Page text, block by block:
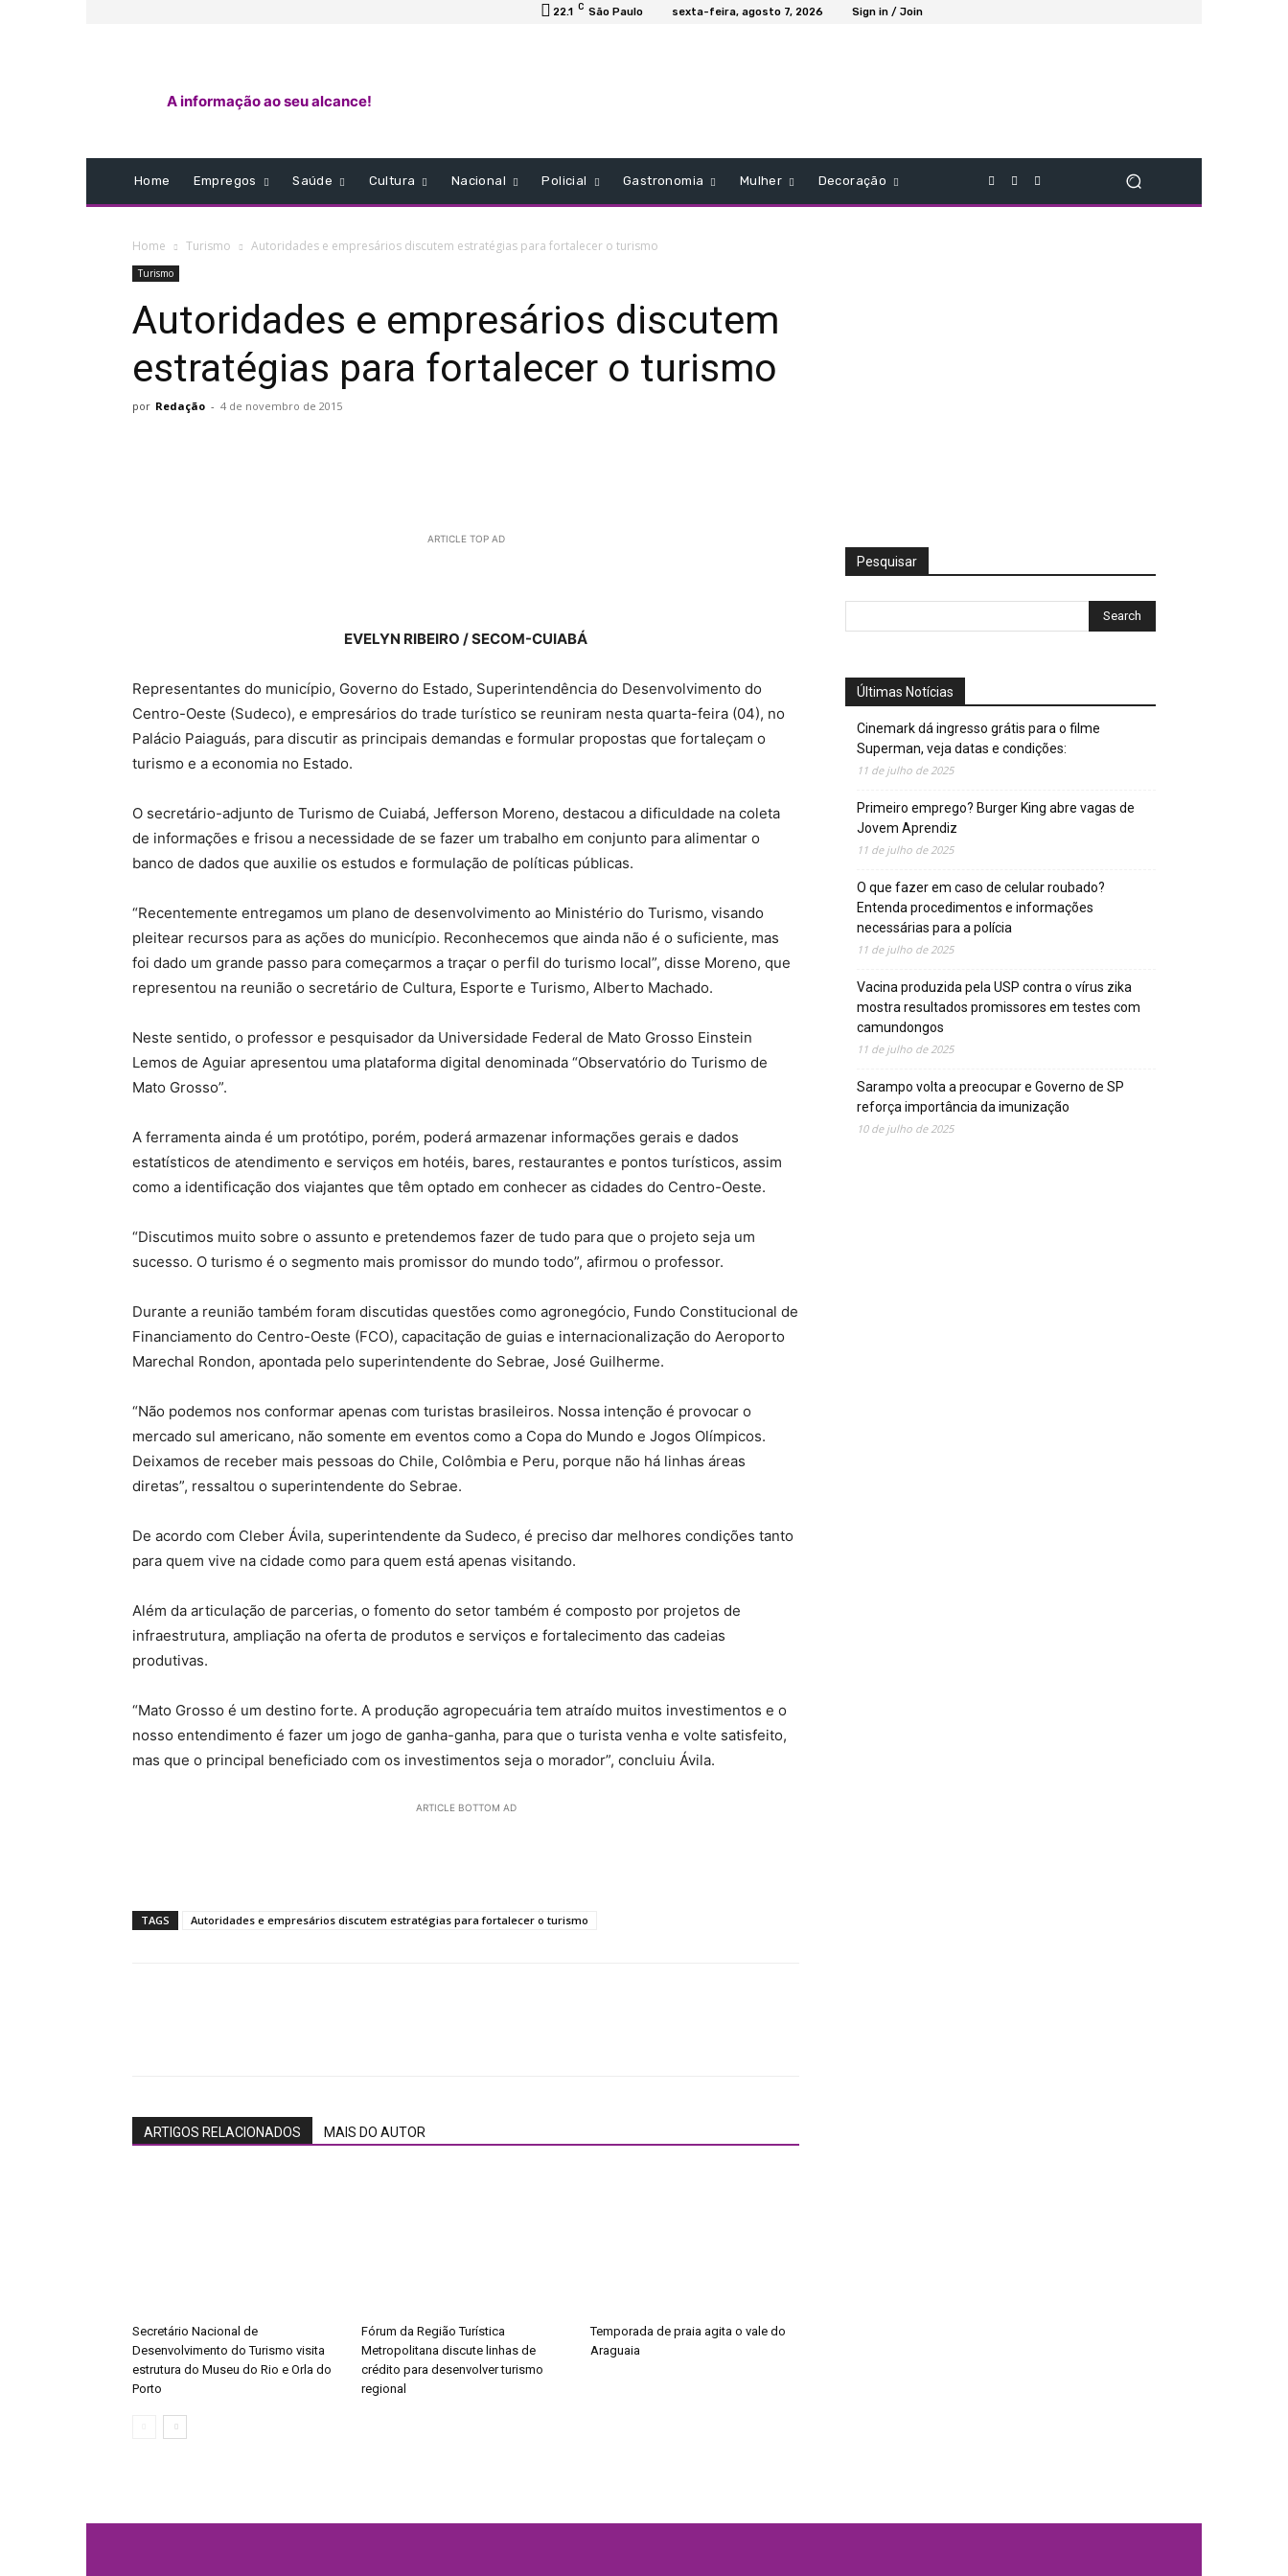
22.1 C São Paulo sexta-feira, agosto 7, 2026 Sign in / Join
A informação ao seu alcance!
Home Empregos Saúde Cultura Nacional Policial Gastronomia Mulher Decoração
Home Turismo Autoridades e empresários discutem estratégias para fortalecer o turismo
Turismo
Autoridades e empresários discutem
estratégias para fortalecer o turismo
por Redação - 4 de novembro de 2015
ARTICLE TOP AD
EVELYN RIBEIRO / SECOM-CUIABÁ
Representantes do município, Governo do Estado, Superintendência do Desenvolvimento do
Centro-Oeste (Sudeco), e empresários do trade turístico se reuniram nesta quarta-feira (04), no
Palácio Paiaguás, para discutir as principais demandas e formular propostas que fortaleçam o
turismo e a economia no Estado.
O secretário-adjunto de Turismo de Cuiabá, Jefferson Moreno, destacou a dificuldade na coleta
de informações e frisou a necessidade de se fazer um trabalho em conjunto para alimentar o
banco de dados que auxilie os estudos e formulação de políticas públicas.
“Recentemente entregamos um plano de desenvolvimento ao Ministério do Turismo, visando
pleitear recursos para as ações do município. Reconhecemos que ainda não é o suficiente, mas
foi dado um grande passo para começarmos a traçar o perfil do turismo local”, disse Moreno, que
representou na reunião o secretário de Cultura, Esporte e Turismo, Alberto Machado.
Neste sentido, o professor e pesquisador da Universidade Federal de Mato Grosso Einstein
Lemos de Aguiar apresentou uma plataforma digital denominada “Observatório do Turismo de
Mato Grosso”.
A ferramenta ainda é um protótipo, porém, poderá armazenar informações gerais e dados
estatísticos de atendimento e serviços em hotéis, bares, restaurantes e pontos turísticos, assim
como a identificação dos viajantes que têm optado em conhecer as cidades do Centro-Oeste.
“Discutimos muito sobre o assunto e pretendemos fazer de tudo para que o projeto seja um
sucesso. O turismo é o segmento mais promissor do mundo todo”, afirmou o professor.
Durante a reunião também foram discutidas questões como agronegócio, Fundo Constitucional de
Financiamento do Centro-Oeste (FCO), capacitação de guias e internacionalização do Aeroporto
Marechal Rondon, apontada pelo superintendente do Sebrae, José Guilherme.
“Não podemos nos conformar apenas com turistas brasileiros. Nossa intenção é provocar o
mercado sul americano, não somente em eventos como a Copa do Mundo e Jogos Olímpicos.
Deixamos de receber mais pessoas do Chile, Colômbia e Peru, porque não há linhas áreas
diretas”, ressaltou o superintendente do Sebrae.
De acordo com Cleber Ávila, superintendente da Sudeco, é preciso dar melhores condições tanto
para quem vive na cidade como para quem está apenas visitando.
Além da articulação de parcerias, o fomento do setor também é composto por projetos de
infraestrutura, ampliação na oferta de produtos e serviços e fortalecimento das cadeias
produtivas.
“Mato Grosso é um destino forte. A produção agropecuária tem atraído muitos investimentos e o
nosso entendimento é fazer um jogo de ganha-ganha, para que o turista venha e volte satisfeito,
mas que o principal beneficiado com os investimentos seja o morador”, concluiu Ávila.
ARTICLE BOTTOM AD
TAGS Autoridades e empresários discutem estratégias para fortalecer o turismo
ARTIGOS RELACIONADOS MAIS DO AUTOR
Secretário Nacional de
Desenvolvimento do Turismo visita
estrutura do Museu do Rio e Orla do
Porto
Fórum da Região Turística
Metropolitana discute linhas de
crédito para desenvolver turismo
regional
Temporada de praia agita o vale do
Araguaia
Pesquisar
Últimas Notícias
Cinemark dá ingresso grátis para o filme
Superman, veja datas e condições:
11 de julho de 2025
Primeiro emprego? Burger King abre vagas de
Jovem Aprendiz
11 de julho de 2025
O que fazer em caso de celular roubado?
Entenda procedimentos e informações
necessárias para a polícia
11 de julho de 2025
Vacina produzida pela USP contra o vírus zika
mostra resultados promissores em testes com
camundongos
11 de julho de 2025
Sarampo volta a preocupar e Governo de SP
reforça importância da imunização
10 de julho de 2025